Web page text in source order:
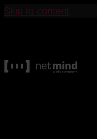
Skip to content